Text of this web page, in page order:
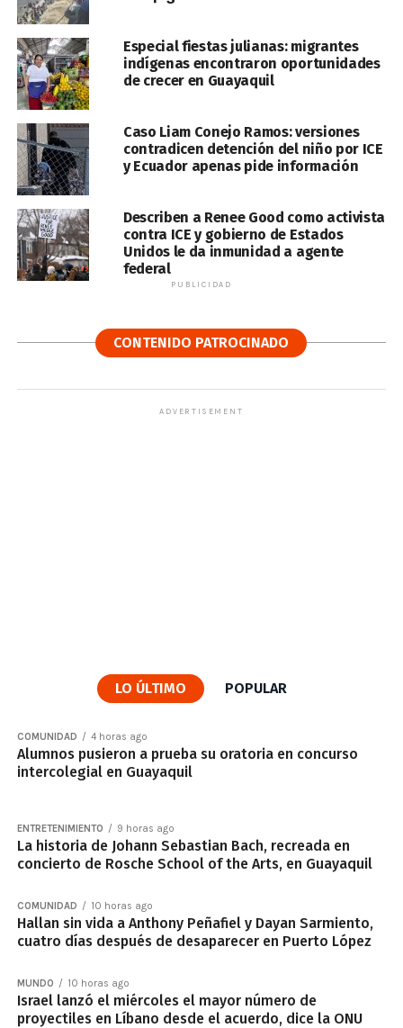
Especial fiestas julianas: migrantes
indígenas encontraron oportunidades
de crecer en Guayaquil
Caso Liam Conejo Ramos: versiones
contradicen detención del niño por ICE
y Ecuador apenas pide información
Describen a Renee Good como activista
contra ICE y gobierno de Estados
Unidos le da inmunidad a agente
federal
PUBLICIDAD
CONTENIDO PATROCINADO
ADVERTISEMENT
LO ÚLTIMO POPULAR
COMUNIDAD 4 horas ago
Alumnos pusieron a prueba su oratoria en concurso
intercolegial en Guayaquil
ENTRETENIMIENTO 9 horas ago
La historia de Johann Sebastian Bach, recreada en
concierto de Rosche School of the Arts, en Guayaquil
COMUNIDAD 10 horas ago
Hallan sin vida a Anthony Peñafiel y Dayan Sarmiento,
cuatro días después de desaparecer en Puerto López
MUNDO 10 horas ago
Israel lanzó el miércoles el mayor número de
proyectiles en Líbano desde el acuerdo, dice la ONU